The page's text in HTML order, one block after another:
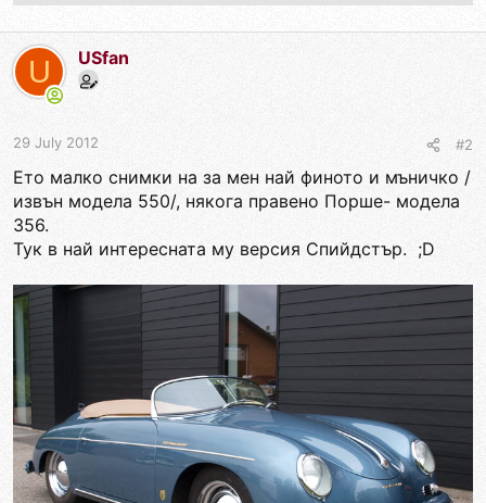
U USfan
29 July 2012 #2
Ето малко снимки на за мен най финото и мъничко /
извън модела 550/, някога правено Порше- модела
356.
Тук в най интересната му версия Спийдстър. ;D